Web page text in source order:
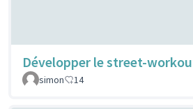
Développer le street-
simon
14